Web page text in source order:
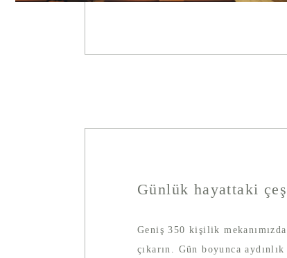
Günlük hayattaki
Geniş 350 kişilik
çıkarın. Gün boyunca